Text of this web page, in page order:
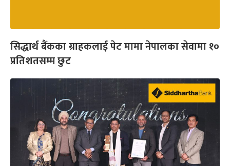
सिद्धार्थ बैंकका ग्राहकलाई पेट मामा नेपालका सेवामा १०
प्रतिशतसम्म छुट